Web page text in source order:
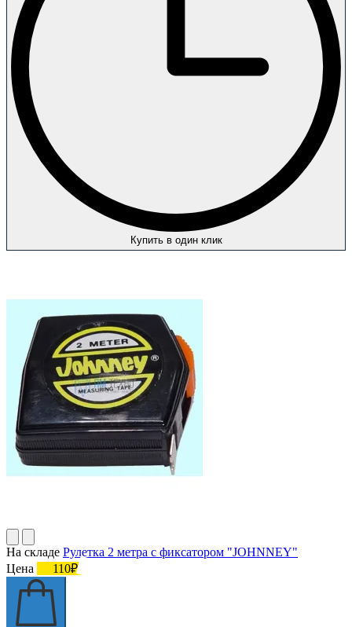
Купить в один клик
На складе Рулетка 2 метра с фиксатором "JOHNNEY"
Цена
110₽